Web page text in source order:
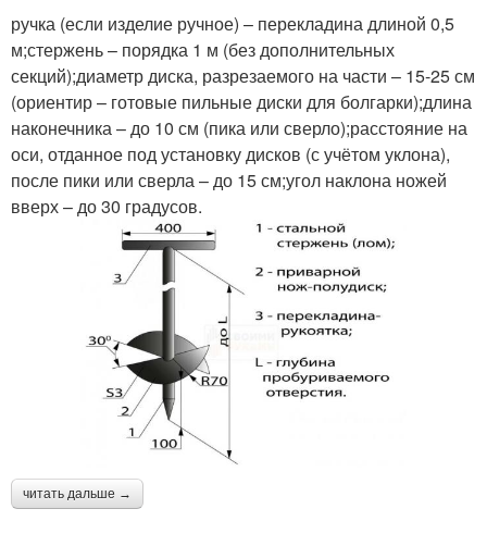
ручка (если изделие ручное) – перекладина длиной 0,5
м;стержень – порядка 1 м (без дополнительных
секций);диаметр диска, разрезаемого на части – 15-25 см
(ориентир – готовые пильные диски для болгарки);длина
наконечника – до 10 см (пика или сверло);расстояние на
оси, отданное под установку дисков (с учётом уклона),
после пики или сверла – до 15 см;угол наклона ножей
вверх – до 30 градусов.
читать дальше →